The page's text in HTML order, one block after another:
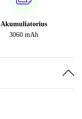
Akumuliatorius
3060 mAh